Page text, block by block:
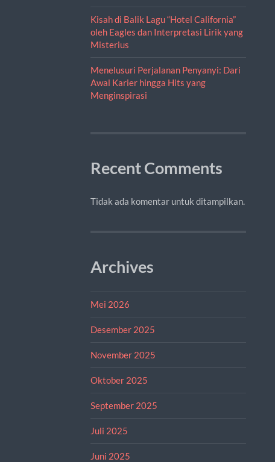
Kisah di Balik Lagu “Hotel California”
oleh Eagles dan Interpretasi Lirik yang
Misterius
Menelusuri Perjalanan Penyanyi: Dari
Awal Karier hingga Hits yang
Menginspirasi
Recent Comments
Tidak ada komentar untuk ditampilkan.
Archives
Mei 2026
Desember 2025
November 2025
Oktober 2025
September 2025
Juli 2025
Juni 2025